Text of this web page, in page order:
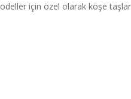
için özel olarak köşe